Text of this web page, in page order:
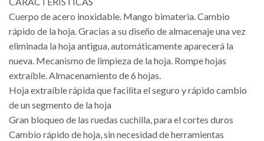
Cuerpo de acero inoxidable. Mango bimateria. Cambio
rápido de la hoja. Gracias a su diseño de almacenaje una vez
eliminada la hoja antigua, automáticamente aparecerá la
nueva. Mecanismo de limpieza de la hoja. Rompe hojas
extraíble. Almacenamiento de 6 hojas.
Hoja extraíble rápida que facilita el seguro y rápido cambio
de un segmento de la hoja
Gran bloqueo de las ruedas cuchilla, para el cortes duros
Cambio rápido de hoja, sin necesidad de herramientas